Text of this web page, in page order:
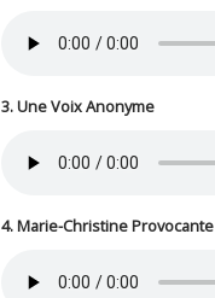
3. Une Voix Anonyme
4. Marie-Christine Provocante